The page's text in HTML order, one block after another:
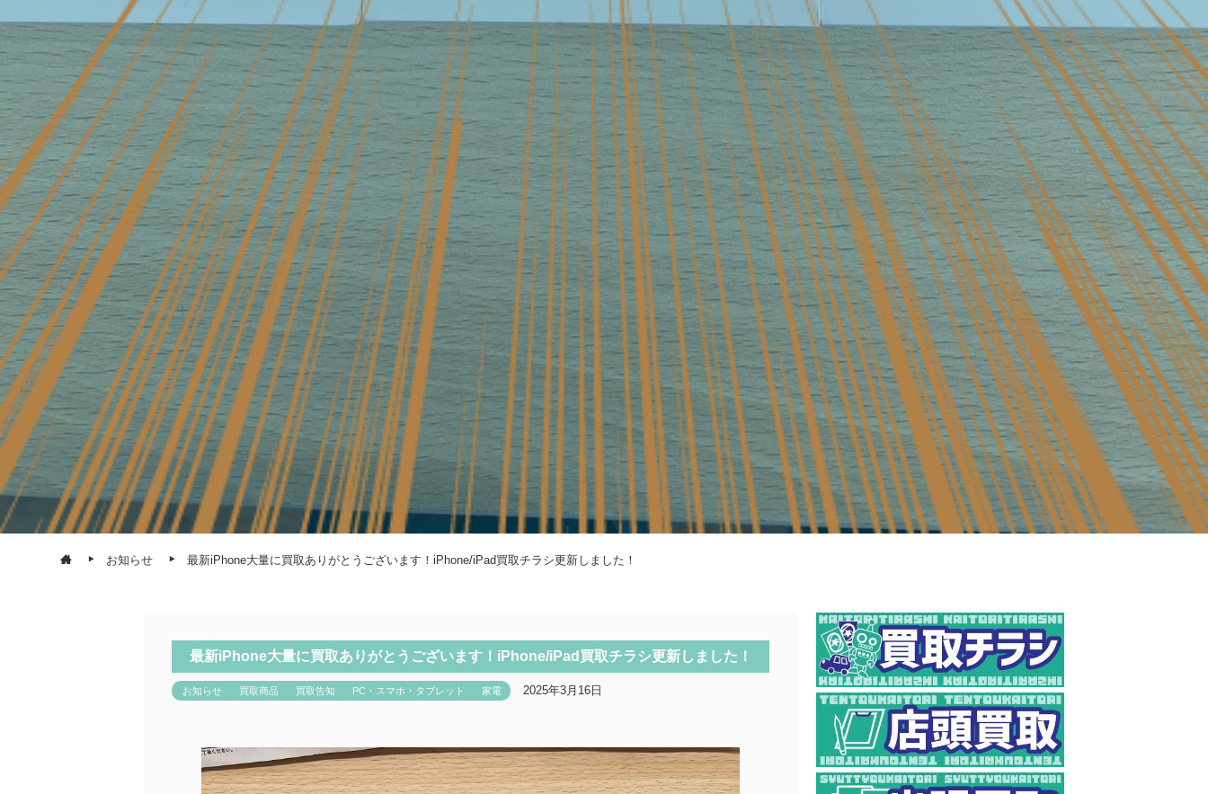
お知らせ 最新iPhone大量に買取ありがとうございます！iPhone/iPad買取チラシ更新しました！
最新iPhone大量に買取ありがとうございます！iPhone/iPad買取チラシ更新しました！
お知らせ 買取商品 買取告知 PC・スマホ・タブレット 家電 2025年3月16日